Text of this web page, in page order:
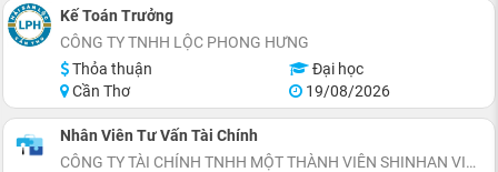
Kế Toán Trưởng
CÔNG TY TNHH LỘC PHONG HƯNG
Thỏa thuận
Đại học
Cần Thơ
19/08/2026
Nhân Viên Tư Vấn Tài Chính
CÔNG TY TÀI CHÍNH TNHH MỘT THÀNH VIÊN SHINHAN VIỆT NAM (CẦN THƠ)